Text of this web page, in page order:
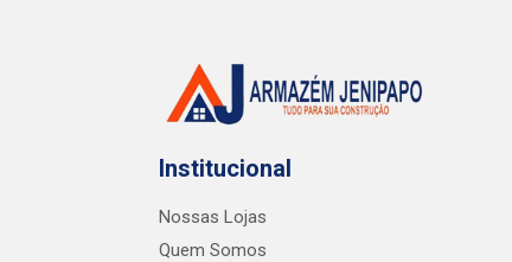
Institucional
Nossas Lojas
Quem Somos